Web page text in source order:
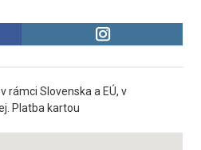
rámci Slovenska a EÚ, v
Platba kartou